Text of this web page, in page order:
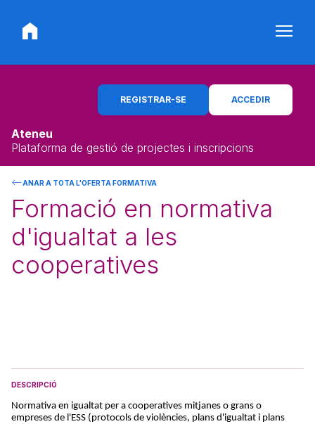
Ateneu
Plataforma de gestió de projectes i inscripcions
REGISTRAR-SE ACCEDIR
ANAR A TOTA L'OFERTA FORMATIVA
Formació en normativa
d'igualtat a les
cooperatives
DESCRIPCIÓ
Normativa en igualtat per a cooperatives mitjanes o grans o
empreses de l'ESS (protocols de violències, plans d'igualtat i plans